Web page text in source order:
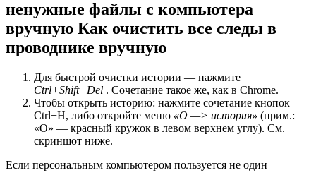
ненужные файлы с компьютера
вручную Как очистить все следы в
проводнике вручную
Для быстрой очистки истории — нажмите
Ctrl+Shift+Del . Сочетание такое же, как в Chrome.
Чтобы открыть историю: нажмите сочетание кнопок
Ctrl+H, либо откройте меню «O —> история» (прим.:
«O» — красный кружок в левом верхнем углу). См.
скриншот ниже.
Если персональным компьютером пользуется не один